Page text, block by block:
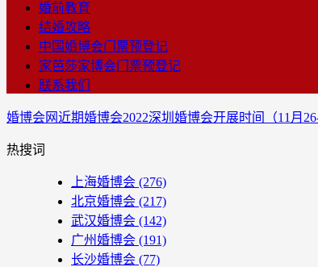
婚前教育
结婚攻略
中国婚博会门票预登记
家芭莎家博会门票预登记
联系我们
婚博会网近期婚博会2022深圳婚博会开展时间（11月
热搜词
上海婚博会 (276)
北京婚博会 (217)
武汉婚博会 (142)
广州婚博会 (191)
长沙婚博会 (77)